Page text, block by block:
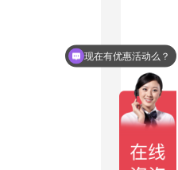
现在有优惠活动么？